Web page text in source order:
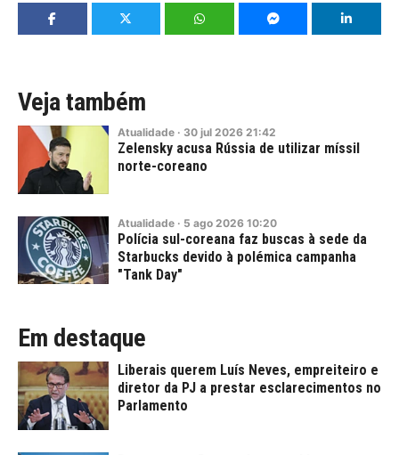
Veja também
Atualidade · 30 jul 2026 21:42
Zelensky acusa Rússia de utilizar míssil
norte-coreano
Atualidade · 5 ago 2026 10:20
Polícia sul-coreana faz buscas à sede da
Starbucks devido à polémica campanha
"Tank Day"
Em destaque
Liberais querem Luís Neves, empreiteiro e
diretor da PJ a prestar esclarecimentos no
Parlamento